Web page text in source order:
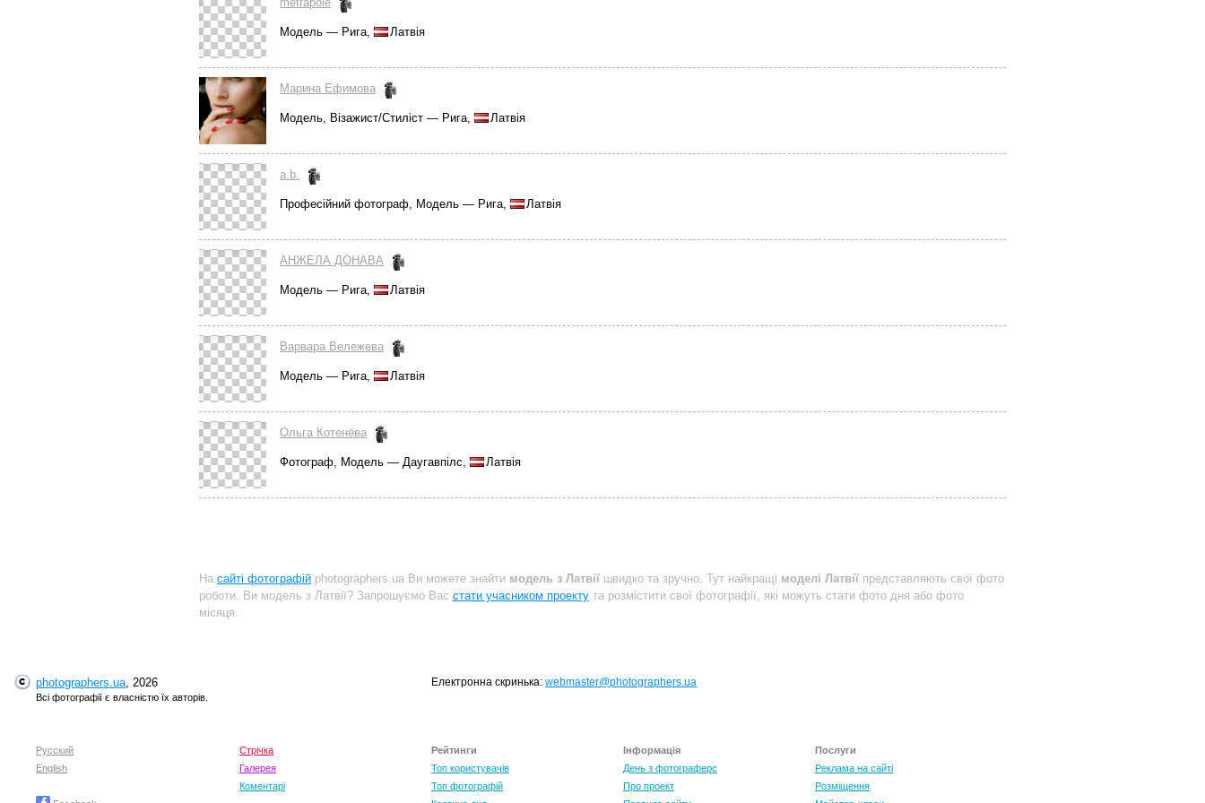
Модель — Рига, Латвія
Марина Ефимова
Модель, Візажист/Стиліст — Рига, Латвія
a.b.
Професійний фотограф, Модель — Рига, Латвія
АНЖЕЛА ДОНАВА
Модель — Рига, Латвія
Варвара Вележева
Модель — Рига, Латвія
Ольга Котенёва
Фотограф, Модель — Даугавпілс, Латвія
На сайті фотографій photographers.ua Ви можете знайти модель з Латвії швидко та зручно. Тут найкращі моделі Латвії представляють свої фото
роботи. Ви модель з Латвії? Запрошуємо Вас стати учасником проекту та розмістити свої фотографії, які можуть стати фото дня або фото
місяця.
photographers.ua, 2026
Всі фотографії є власністю їх авторів.
Електронна скринька: webmaster@photographers.ua
Русский
English
Стрічка
Галерея
Коментарі
Рейтинги
Топ користувачів
Топ фотографій
Інформація
День з фотограферс
Про проект
Послуги
Реклама на сайті
Розміщення